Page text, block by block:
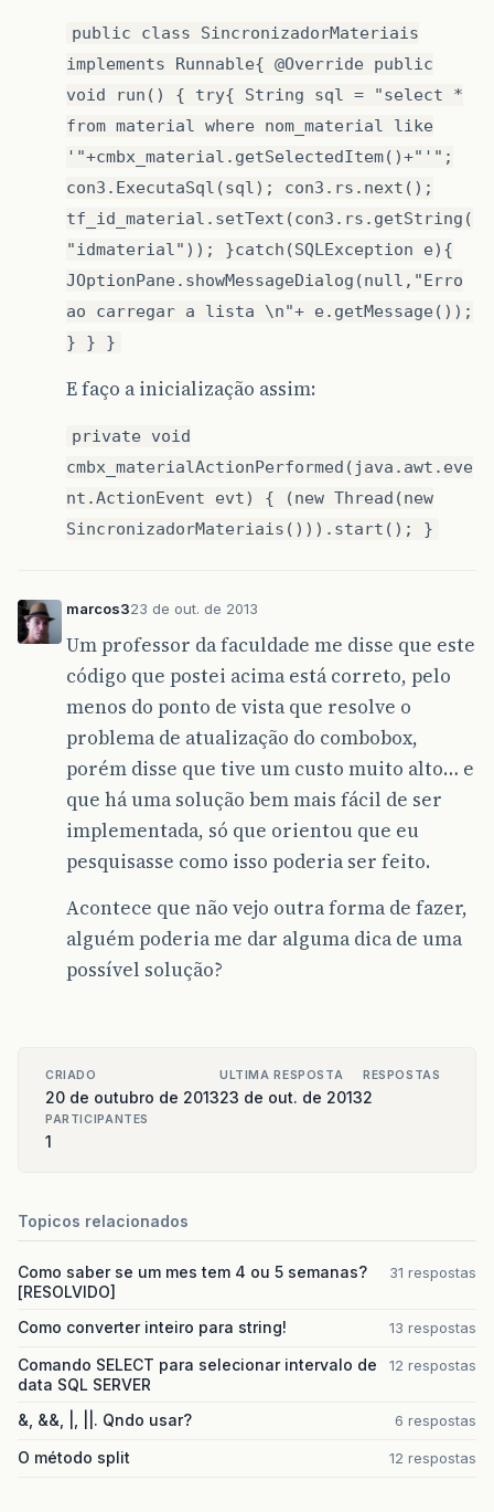
public class SincronizadorMateriais
implements Runnable{ @Override public
void run() { try{ String sql = "select *
from material where nom_material like
'"+cmbx_material.getSelectedItem()+"'";
con3.ExecutaSql(sql); con3.rs.next();
tf_id_material.setText(con3.rs.getString(
"idmaterial")); }catch(SQLException e){
JOptionPane.showMessageDialog(null,"Erro
ao carregar a lista \n"+ e.getMessage());
} } }
E faço a inicialização assim:
private void
cmbx_materialActionPerformed(java.awt.eve
nt.ActionEvent evt) { (new Thread(new
SincronizadorMateriais())).start(); }
marcos323 de out. de 2013
Um professor da faculdade me disse que este
código que postei acima está correto, pelo
menos do ponto de vista que resolve o
problema de atualização do combobox,
porém disse que tive um custo muito alto… e
que há uma solução bem mais fácil de ser
implementada, só que orientou que eu
pesquisasse como isso poderia ser feito.
Acontece que não vejo outra forma de fazer,
alguém poderia me dar alguma dica de uma
possível solução?
CRIADO
20 de outubro de 2013
ULTIMA RESPOSTA
23 de out. de 2013
RESPOSTAS
2
PARTICIPANTES
1
Topicos relacionados
Como saber se um mes tem 4 ou 5 semanas?
[RESOLVIDO]
31 respostas
Como converter inteiro para string! 13 respostas
Comando SELECT para selecionar intervalo de
data SQL SERVER
12 respostas
&, &&, |, ||. Qndo usar? 6 respostas
O método split 12 respostas